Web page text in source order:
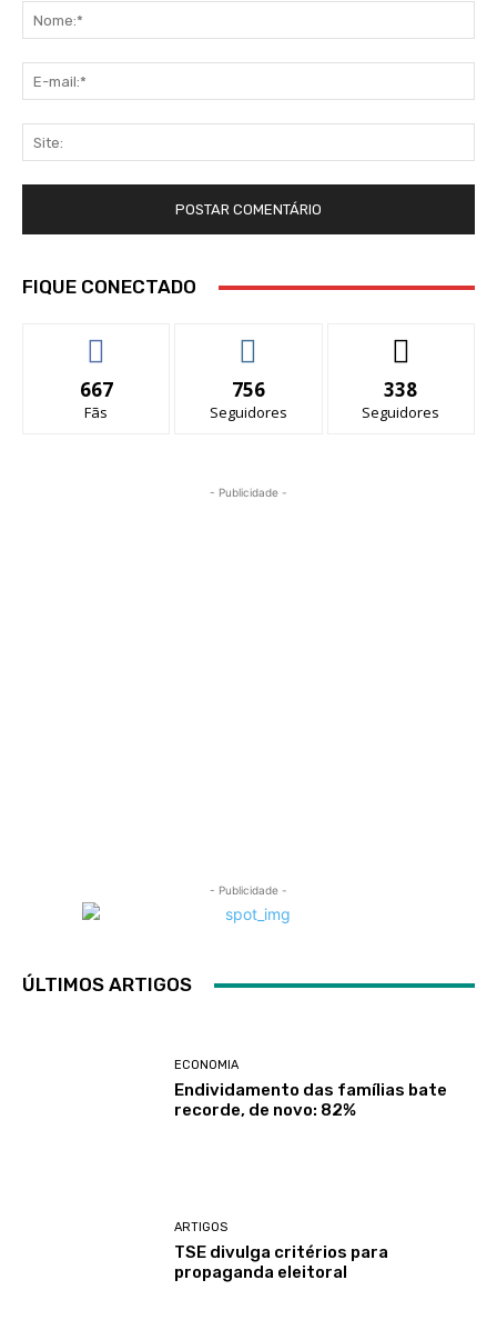
FIQUE CONECTADO
667
Fãs
756
Seguidores
338
Seguidores
- Publicidade -
- Publicidade -
ÚLTIMOS ARTIGOS
ECONOMIA
Endividamento das famílias bate
recorde, de novo: 82%
ARTIGOS
TSE divulga critérios para
propaganda eleitoral